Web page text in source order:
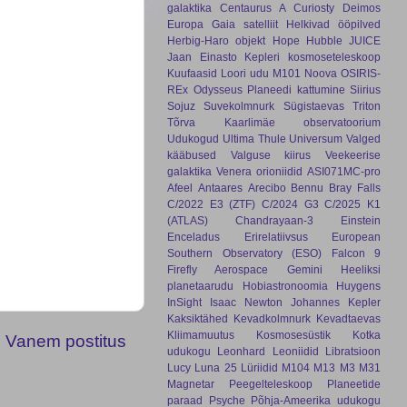
Vanem postitus
galaktika
Centaurus A Curiosty
Deimos
Europa
Gaia satelliit
Helkivad ööpilved
Herbig-Haro objekt
Hope Hubble JUICE
Jaan Einasto
Kepleri kosmoseteleskoop
Kuufaasid Loori udu M101 Noova OSIRIS-
REx Odysseus Planeedi kattumine Siirius
Sojuz
Suvekolmnurk Sügistaevas
Triton
Tõrva Kaarlimäe observatoorium
Udukogud Ultima Thule Universum Valged
kääbused
Valguse kiirus
Veekeerise
galaktika Venera orioniidid ASI071MC-pro
Afeel Antaares Arecibo Bennu Bray Falls
C/2022 E3 (ZTF) C/2024 G3 C/2025 K1
(ATLAS)
Chandrayaan-3
Einstein
Enceladus
Erirelatiivsus
European
Southern Observatory (ESO)
Falcon 9
Firefly Aerospace
Gemini
Heeliksi
planetaarudu
Hobiastronoomia
Huygens
InSight
Isaac Newton
Johannes Kepler
Kaksiktähed Kevadkolmnurk Kevadtaevas
Kliimamuutus
Kosmosesüstik
Kotka
udukogu
Leonhard Leoniidid
Libratsioon
Lucy Luna 25 Lüriidid M104 M13 M3 M31
Magnetar
Peegelteleskoop
Planeetide
paraad
Psyche Põhja-Ameerika udukogu